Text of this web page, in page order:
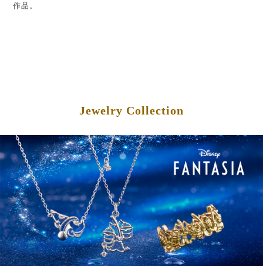
作品。
Jewelry Collection